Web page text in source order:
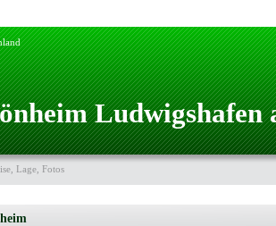
Ludwigshafen
Lage, Fotos